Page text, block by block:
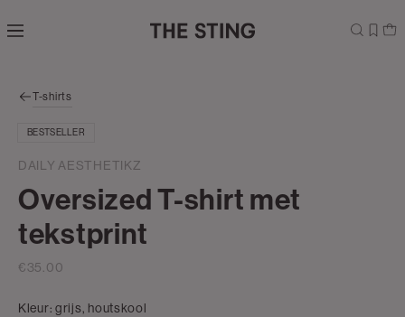
direct naar
zoekbalk
naar de
T-shirts
BESTSELLER
DAILY AESTHETIKZ
Oversized T-shirt met
tekstprint
€35.00
Kleur:grijs, houtskool